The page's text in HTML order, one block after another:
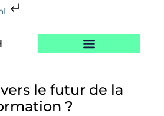
le futur de la
?